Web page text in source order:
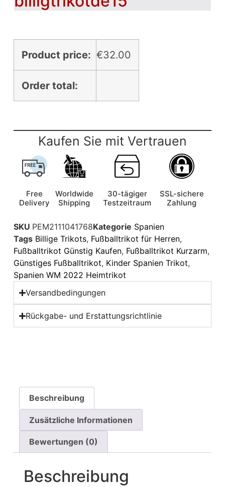
Product price: €32.00
Order total:
Kaufen Sie mit Vertrauen
Free
Delivery
Worldwide
Shipping
30-tägiger
Testzeitraum
SSL-sichere
Zahlung
SKU PEM2111041768Kategorie Spanien
Tags Billige Trikots, Fußballtrikot für Herren,
Fußballtrikot Günstig Kaufen, Fußballtrikot Kurzarm,
Günstiges Fußballtrikot, Kinder Spanien Trikot,
Spanien WM 2022 Heimtrikot
Versandbedingungen
Rückgabe- und Erstattungsrichtlinie
Beschreibung
Zusätzliche Informationen
Bewertungen (0)
Beschreibung